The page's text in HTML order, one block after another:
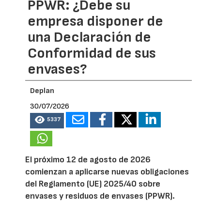
PPWR: ¿Debe su
empresa disponer de
una Declaración de
Conformidad de sus
envases?
Deplan
30/07/2026
5337
El próximo 12 de agosto de 2026
comienzan a aplicarse nuevas obligaciones
del Reglamento (UE) 2025/40 sobre
envases y residuos de envases (PPWR).